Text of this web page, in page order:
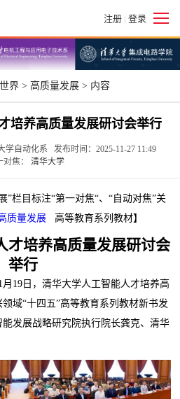
注册 | 登录
界 > 高质量发展 > 内容
培养高质量发展研讨会举行
学自动化系 发布时间：2025-11-27 11:49
对焦： 清华大学
”栏目标注“第一对焦“、“自动对焦”关
质量发展 高等教育系列教材】
才培养高质量发展研讨会
举行
19日，清华大学人工智能人才培养高
域“十四五”高等教育系列教材新书发
发展战略研究院执行院长龚克、清华